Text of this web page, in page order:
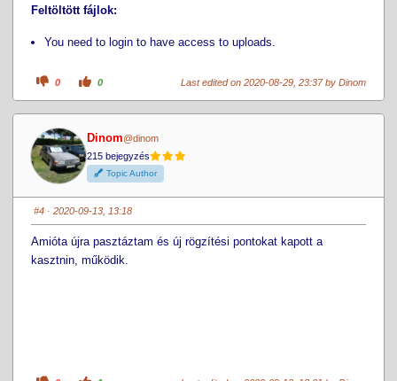
Feltöltött fájlok:
You need to login to have access to uploads.
C
i
f
o
r
t
h
u
m
b
d
o
w
n
0
C
i
o
t
h
u
b
s
u
p
0 Last edited on 2020-08-29, 23:37 by Dinom
Dinom@dinom
215 bejegyzés
Topic Author
#4 · 2020-09-13, 13:18
Amióta újra pasztáztam és új rögzítési pontokat kapott a
kasztnin, működik.